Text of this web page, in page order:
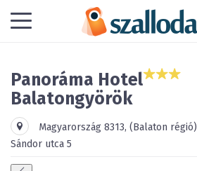
Panoráma Hotel
Balatongyörök
Magyarország 8313, (Balaton régió)
Sándor utca 5